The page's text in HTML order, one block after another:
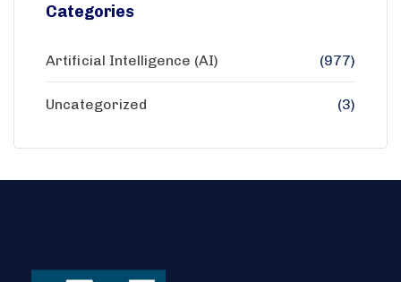
Categories
Artificial Intelligence (AI) (977)
Uncategorized (3)